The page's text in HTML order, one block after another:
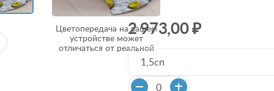
Цветопередача на вашем
устройстве может
отличаться от реальной
2 973,00 ₽
1,5сп